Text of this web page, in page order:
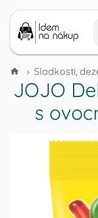
›
JOJO
s